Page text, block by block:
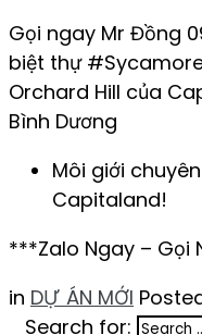
Gọi ngay Mr Đồng
biệt thự
Orchard Hill của
Bình Dương
Môi giới
Capitaland!
***Zalo Ngay – Gọi
in DỰ ÁN MỚI
Search for: